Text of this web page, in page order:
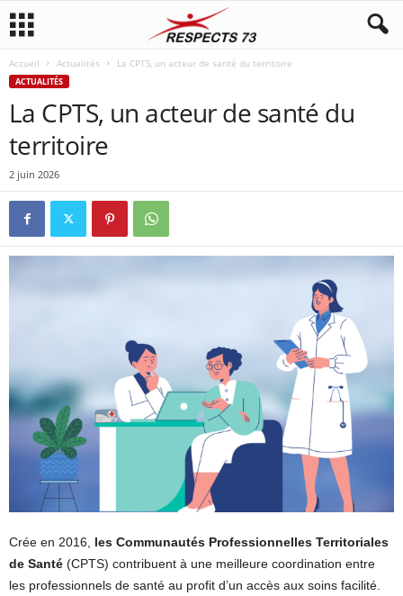
Accueil Actualités La CPTS, un acteur de santé du territoire
ACTUALITÉS
La CPTS, un acteur de santé du
territoire
2 juin 2026
Crée en 2016, les Communautés Professionnelles Territoriales
de Santé (CPTS) contribuent à une meilleure coordination entre
les professionnels de santé au profit d’un accès aux soins facilité.